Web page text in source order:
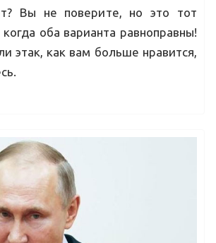
Вы не поверите, но это тот
оба варианта равноправны!
этак, как вам больше нравится,